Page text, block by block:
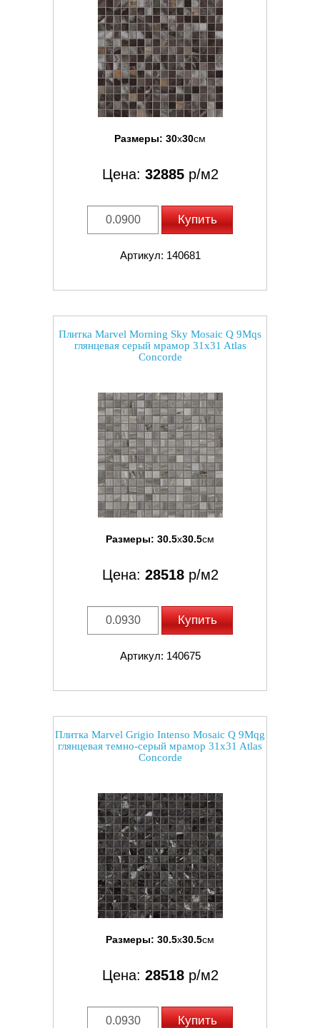
Размеры: 30x30см
Цена: 32885р/м2
Купить
Артикул: 140681
Плитка Marvel Morning Sky Mosaic Q 9Mqs
глянцевая серый мрамор 31x31 Atlas
Concorde
Размеры: 30.5x30.5см
Цена: 28518р/м2
Купить
Артикул: 140675
Плитка Marvel Grigio Intenso Mosaic Q 9Mqg
глянцевая темно-серый мрамор 31x31 Atlas
Concorde
Размеры: 30.5x30.5см
Цена: 28518р/м2
Купить